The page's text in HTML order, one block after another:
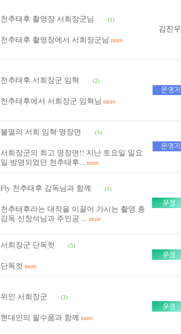
천추태후 촬영장 서희장군님 (1)
천추태후 촬영장에서 서희장군님 more
김진우
천추태후 서희장군 임혁 (2)
천추태후에서 서희장군 임혁님 more
불멸의 서희 임혁 명장면 (3)
서희장군의 최고 명장면!! 지난 토요일 일요
일 방영되었던 천추태후... more
Fly 천추태후 감독님과 함께 (1)
천추태후라는 대작을 이끌어 가시는 촬영 총
감독 신창석님과 주인공 ... more
서희장군 단독컷 (5)
단독컷 more
위인 서희장군 (3)
현대인의 필수품과 함께 more